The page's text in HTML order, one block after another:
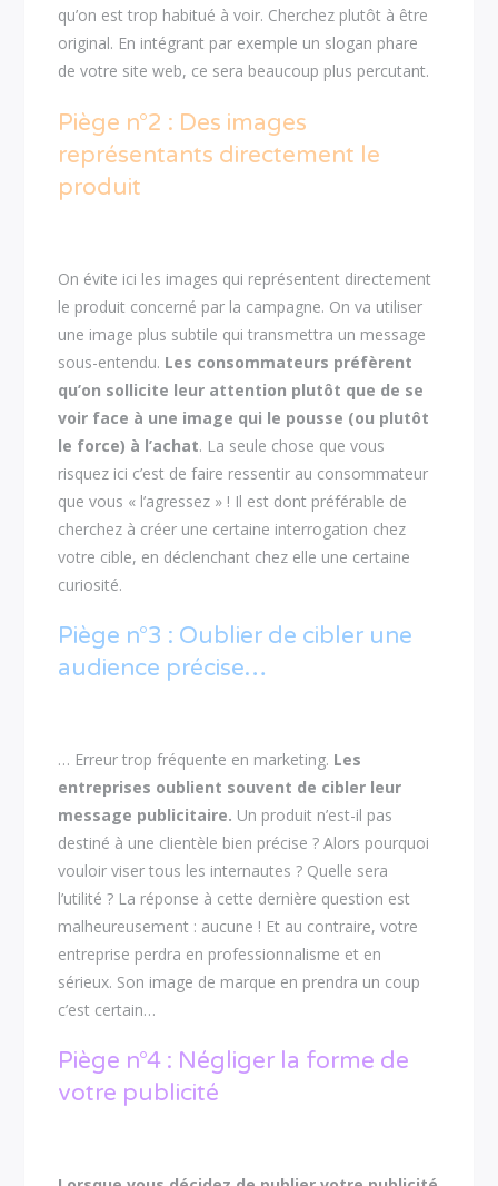
qu’on est trop habitué à voir. Cherchez plutôt à être
original. En intégrant par exemple un slogan phare
de votre site web, ce sera beaucoup plus percutant.
Piège n°2 : Des images
représentants directement le
produit
On évite ici les images qui représentent directement
le produit concerné par la campagne. On va utiliser
une image plus subtile qui transmettra un message
sous-entendu. Les consommateurs préfèrent
qu’on sollicite leur attention plutôt que de se
voir face à une image qui le pousse (ou plutôt
le force) à l’achat. La seule chose que vous
risquez ici c’est de faire ressentir au consommateur
que vous « l’agressez » ! Il est dont préférable de
cherchez à créer une certaine interrogation chez
votre cible, en déclenchant chez elle une certaine
curiosité.
Piège n°3 : Oublier de cibler une
audience précise…
… Erreur trop fréquente en marketing. Les
entreprises oublient souvent de cibler leur
message publicitaire. Un produit n’est-il pas
destiné à une clientèle bien précise ? Alors pourquoi
vouloir viser tous les internautes ? Quelle sera
l’utilité ? La réponse à cette dernière question est
malheureusement : aucune ! Et au contraire, votre
entreprise perdra en professionnalisme et en
sérieux. Son image de marque en prendra un coup
c’est certain…
Piège n°4 : Négliger la forme de
votre publicité